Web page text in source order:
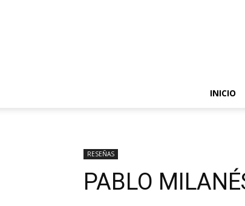
INICIO
RESEÑAS
PABLO